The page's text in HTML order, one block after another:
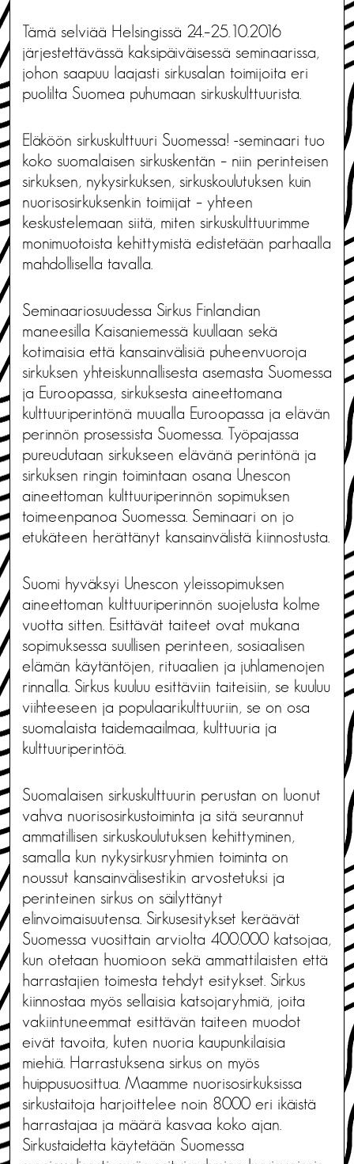
Tämä selviää Helsingissä 24.–25.10.2016
järjestettävässä kaksipäiväisessä seminaarissa,
johon saapuu laajasti sirkusalan toimijoita eri
puolilta Suomea puhumaan sirkuskulttuurista.
Eläköön sirkuskulttuuri Suomessa! -seminaari tuo
koko suomalaisen sirkuskentän – niin perinteisen
sirkuksen, nykysirkuksen, sirkuskoulutuksen kuin
nuorisosirkuksenkin toimijat – yhteen
keskustelemaan siitä, miten sirkuskulttuurimme
monimuotoista kehittymistä edistetään parhaalla
mahdollisella tavalla.
Seminaariosuudessa Sirkus Finlandian
maneesilla Kaisaniemessä kuullaan sekä
kotimaisia että kansainvälisiä puheenvuoroja
sirkuksen yhteiskunnallisesta asemasta Suomessa
ja Euroopassa, sirkuksesta aineettomana
kulttuuriperintönä muualla Euroopassa ja elävän
perinnön prosessista Suomessa. Työpajassa
pureudutaan sirkukseen elävänä perintönä ja
sirkuksen ringin toimintaan osana Unescon
aineettoman kulttuuriperinnön sopimuksen
toimeenpanoa Suomessa. Seminaari on jo
etukäteen herättänyt kansainvälistä kiinnostusta.
Suomi hyväksyi Unescon yleissopimuksen
aineettoman kulttuuriperinnön suojelusta kolme
vuotta sitten. Esittävät taiteet ovat mukana
sopimuksessa suullisen perinteen, sosiaalisen
elämän käytäntöjen, rituaalien ja juhlamenojen
rinnalla. Sirkus kuuluu esittäviin taiteisiin, se kuuluu
viihteeseen ja populaarikulttuuriin, se on osa
suomalaista taidemaailmaa, kulttuuria ja
kulttuuriperintöä.
Suomalaisen sirkuskulttuurin perustan on luonut
vahva nuorisosirkustoiminta ja sitä seurannut
ammatillisen sirkuskoulutuksen kehittyminen,
samalla kun nykysirkusryhmien toiminta on
noussut kansainvälisestikin arvostetuksi ja
perinteinen sirkus on säilyttänyt
elinvoimaisuutensa. Sirkusesitykset keräävät
Suomessa vuosittain arviolta 400.000 katsojaa,
kun otetaan huomioon sekä ammattilaisten että
harrastajien toimesta tehdyt esitykset. Sirkus
kiinnostaa myös sellaisia katsojaryhmiä, joita
vakiintuneemmat esittävän taiteen muodot
eivät tavoita, kuten nuoria kaupunkilaisia
miehiä. Harrastuksena sirkus on myös
huippusuosittua. Maamme nuorisosirkuksissa
sirkustaitoja harjoittelee noin 8000 eri ikäistä
harrastajaa ja määrä kasvaa koko ajan.
Sirkustaidetta käytetään Suomessa